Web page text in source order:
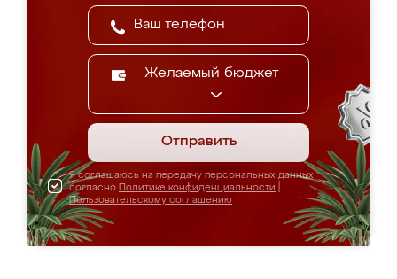
Желаемый бюджет
Отправить
Я соглашаюсь на передачу персональных данных
согласно Политике конфиденциальности
Пользовательскому соглашению